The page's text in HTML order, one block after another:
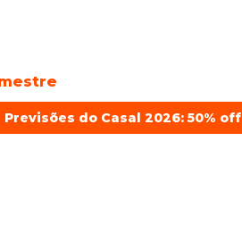
Previsões do Casal 2026: 50% off